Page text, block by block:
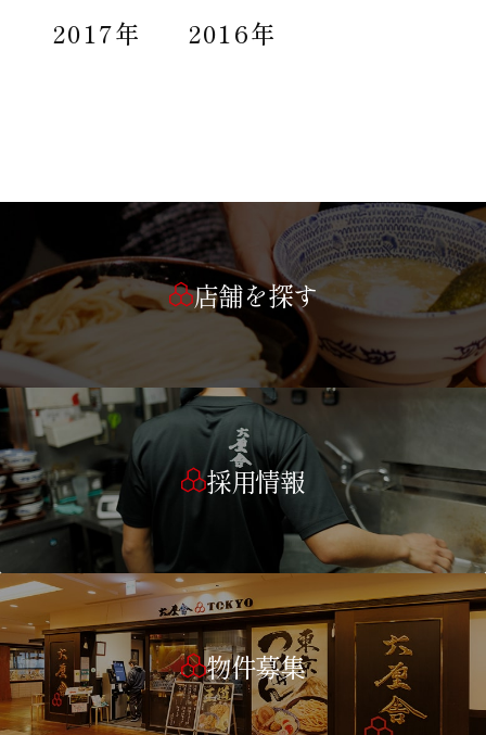
2017年 2016年
店舗を探す
採用情報
物件募集